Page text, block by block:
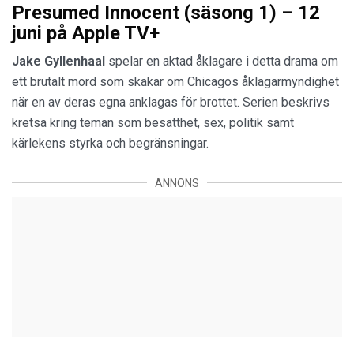
Presumed Innocent (säsong 1) – 12
juni på Apple TV+
Jake Gyllenhaal spelar en aktad åklagare i detta drama om
ett brutalt mord som skakar om Chicagos åklagarmyndighet
när en av deras egna anklagas för brottet. Serien beskrivs
kretsa kring teman som besatthet, sex, politik samt
kärlekens styrka och begränsningar.
ANNONS